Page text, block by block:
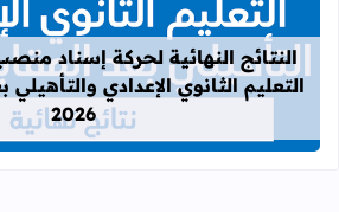
قراءة
النتائج النهائية لحركة إسناد
التعليم الثانوي الإعدادي
2026